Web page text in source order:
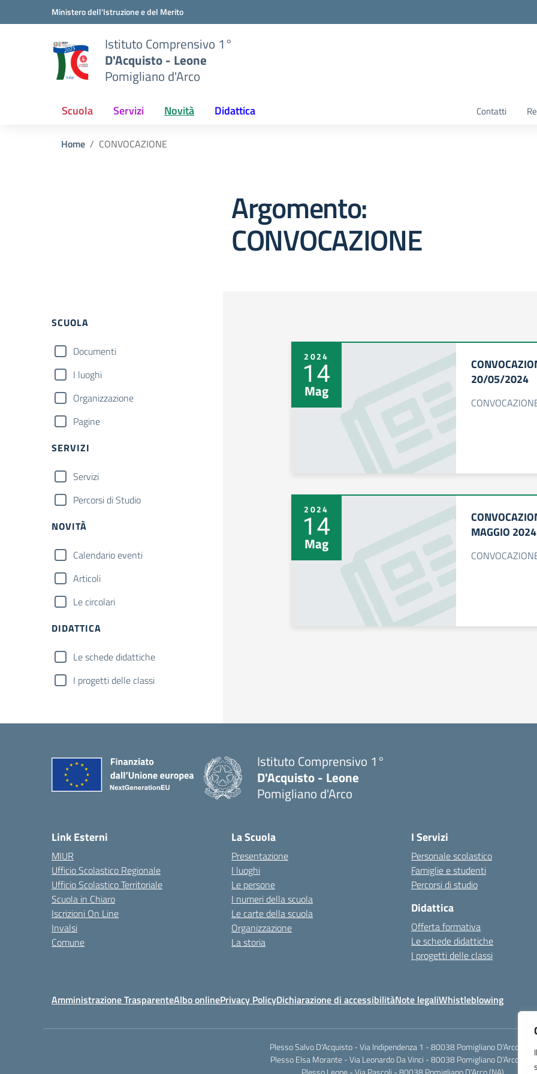
Vai ai contenuti
Vai al menu di navigazioneMinistero dell'Istruzione e del Merito
Istituto Comprensivo 1°
D'Acquisto - Leone
Pomigliano d'Arco
Scuola Servizi Novità Didattica Contatti
Home CONVOCAZIONE
Argomento:
CONVOCAZIONE
Filtri
SCUOLA
Documenti
I luoghi
Organizzazione
Pagine
SERVIZI
Servizi
Percorsi di Studio
NOVITÀ
Calendario eventi
Articoli
Le circolari
DIDATTICA
Le schede didattiche
I progetti delle classi
2024
14
Mag
20/05/2024
2024
14
Mag
MAGGIO
Istituto Comprensivo 1°
D'Acquisto - Leone
Pomigliano d'Arco
Link Esterni
MIUR
Ufficio Scolastico Regionale
Ufficio Scolastico Territoriale
Scuola in Chiaro
Iscrizioni On Line
Invalsi
Comune
La Scuola
Presentazione
I luoghi
Le persone
I numeri della scuola
Le carte della scuola
Organizzazione
La storia
I Servizi
Personale scolastico
Famiglie e studenti
Percorsi di studio
Didattica
Offerta formativa
Le schede didattiche
I progetti delle classi
Amministrazione TrasparenteAlbo onlinePrivacy PolicyDichiarazione di accessibilitàNote legaliWhistleblowing
Plesso Salvo D'Acquisto - Via Indipendenza 1 - 80038 Pomigliano D'Arco (NA)
Plesso Elsa Morante - Via Leonardo Da Vinci - 80038 Pomigliano D'Arco (NA)